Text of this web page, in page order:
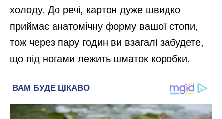
холоду. До речі, картон дуже швидко
приймає анатомічну форму вашої стопи,
тож через пару годин ви взагалі забудете,
що під ногами лежить шматок коробки.